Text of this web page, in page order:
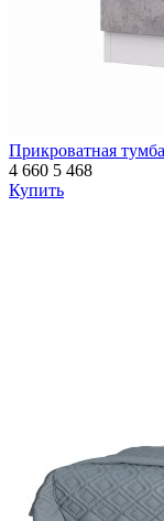
Прикроватная
4 660 5 468
Купить